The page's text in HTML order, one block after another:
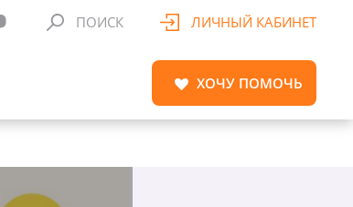
ПОИСК ЛИЧНЫЙ КАБИНЕТ
ХОЧУ ПОМОЧЬ